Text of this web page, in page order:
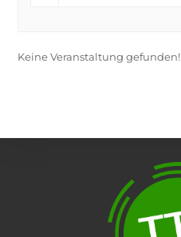
Keine Veranstaltung gefunden!